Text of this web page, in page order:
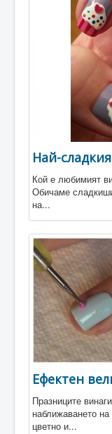
Най-
Кой е любимият
Обичаме
на...
Ефектен
Празниците
наближаването
цветно и...